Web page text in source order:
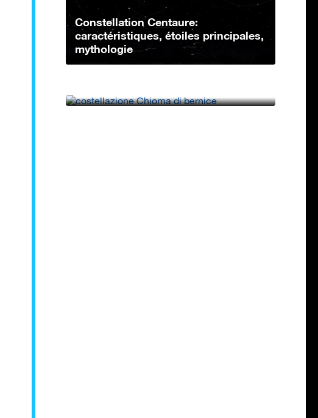
Constellation Centaure:
caractéristiques, étoiles principales,
mythologie
Constellation Chevelure de